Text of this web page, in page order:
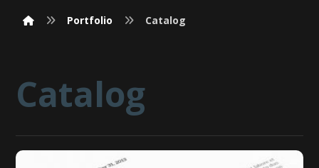
Portfolio Catalog
Catalog